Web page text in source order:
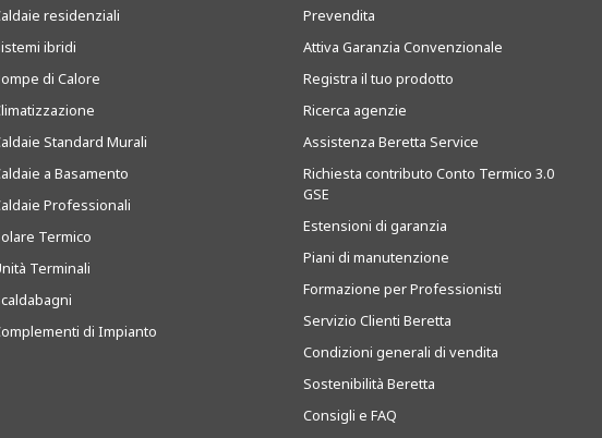
residenziali
ibridi
di Calore
Standard Murali
a Basamento
Professionali
Termico
Terminali
di Impianto
Prevendita
Attiva Garanzia Convenzionale
Registra il tuo prodotto
Ricerca agenzie
Assistenza Beretta Service
Richiesta contributo Conto Termico 3.0
GSE
Estensioni di garanzia
Piani di manutenzione
Formazione per Professionisti
Servizio Clienti Beretta
Condizioni generali di vendita
Sostenibilità Beretta
Consigli e FAQ